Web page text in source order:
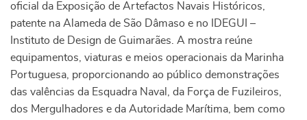
oficial da Exposição de Artefactos Navais Históricos,
patente na Alameda de São Dâmaso e no IDEGUI –
Instituto de Design de Guimarães. A mostra reúne
equipamentos, viaturas e meios operacionais da Marinha
Portuguesa, proporcionando ao público demonstrações
das valências da Esquadra Naval, da Força de Fuzileiros,
dos Mergulhadores e da Autoridade Marítima, bem como